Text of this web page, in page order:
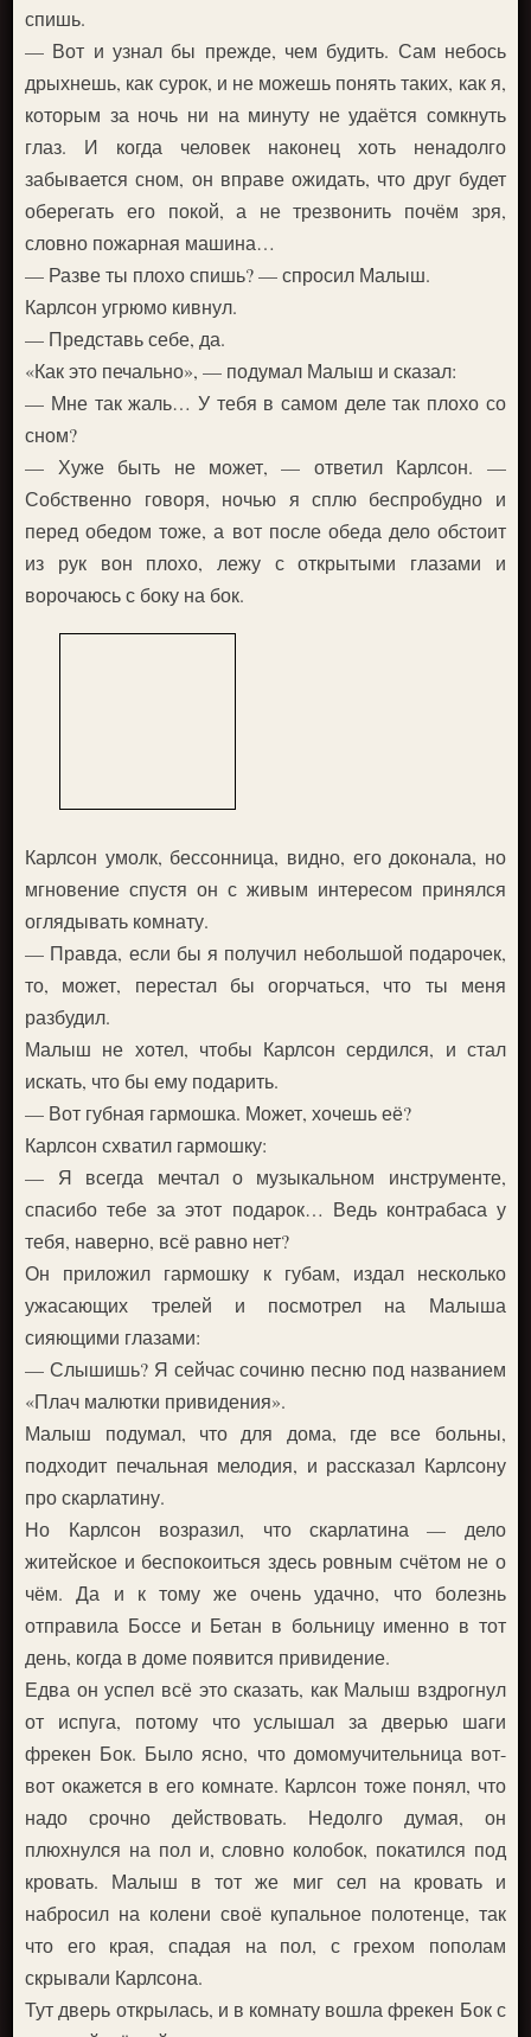
спишь.
— Вот и узнал бы прежде, чем будить. Сам небось
дрыхнешь, как сурок, и не можешь понять таких, как я,
которым за ночь ни на минуту не удаётся сомкнуть
глаз. И когда человек наконец хоть ненадолго
забывается сном, он вправе ожидать, что друг будет
оберегать его покой, а не трезвонить почём зря,
словно пожарная машина…
— Разве ты плохо спишь? — спросил Малыш.
Карлсон угрюмо кивнул.
— Представь себе, да.
«Как это печально», — подумал Малыш и сказал:
— Мне так жаль… У тебя в самом деле так плохо со
сном?
— Хуже быть не может, — ответил Карлсон. —
Собственно говоря, ночью я сплю беспробудно и
перед обедом тоже, а вот после обеда дело обстоит
из рук вон плохо, лежу с открытыми глазами и
ворочаюсь с боку на бок.
Карлсон умолк, бессонница, видно, его доконала, но
мгновение спустя он с живым интересом принялся
оглядывать комнату.
— Правда, если бы я получил небольшой подарочек,
то, может, перестал бы огорчаться, что ты меня
разбудил.
Малыш не хотел, чтобы Карлсон сердился, и стал
искать, что бы ему подарить.
— Вот губная гармошка. Может, хочешь её?
Карлсон схватил гармошку:
— Я всегда мечтал о музыкальном инструменте,
спасибо тебе за этот подарок… Ведь контрабаса у
тебя, наверно, всё равно нет?
Он приложил гармошку к губам, издал несколько
ужасающих трелей и посмотрел на Малыша
сияющими глазами:
— Слышишь? Я сейчас сочиню песню под названием
«Плач малютки привидения».
Малыш подумал, что для дома, где все больны,
подходит печальная мелодия, и рассказал Карлсону
про скарлатину.
Но Карлсон возразил, что скарлатина — дело
житейское и беспокоиться здесь ровным счётом не о
чём. Да и к тому же очень удачно, что болезнь
отправила Боссе и Бетан в больницу именно в тот
день, когда в доме появится привидение.
Едва он успел всё это сказать, как Малыш вздрогнул
от испуга, потому что услышал за дверью шаги
фрекен Бок. Было ясно, что домомучительница вот-
вот окажется в его комнате. Карлсон тоже понял, что
надо срочно действовать. Недолго думая, он
плюхнулся на пол и, словно колобок, покатился под
кровать. Малыш в тот же миг сел на кровать и
набросил на колени своё купальное полотенце, так
что его края, спадая на пол, с грехом пополам
скрывали Карлсона.
Тут дверь открылась, и в комнату вошла фрекен Бок с